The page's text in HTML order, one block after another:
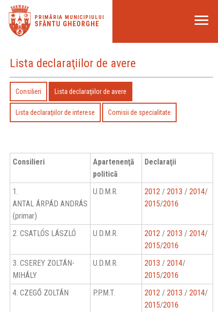
PRIMĂRIA MUNICIPIULUI
SFÂNTU GHEORGHE
Lista declaraţiilor de avere
Consilieri Lista declaraţiilor de avere
Lista declaraţiilor de interese Comisii de specialitate
Consilieri
Apartenenţă
politică
Declaraţii
1.
ANTAL ÁRPÁD ANDRÁS
(primar)
U.D.M.R. 2012 / 2013 / 2014/
2015/2016
2. CSATLÓS LÁSZLÓ U.D.M.R. 2012 / 2013 / 2014/
2015/2016
3. CSEREY ZOLTÁN-
MIHÁLY
U.D.M.R. 2013 / 2014/
2015/2016
4. CZEGŐ ZOLTÁN
P.P.M.T. 2012 / 2013 / 2014/
2015/2016